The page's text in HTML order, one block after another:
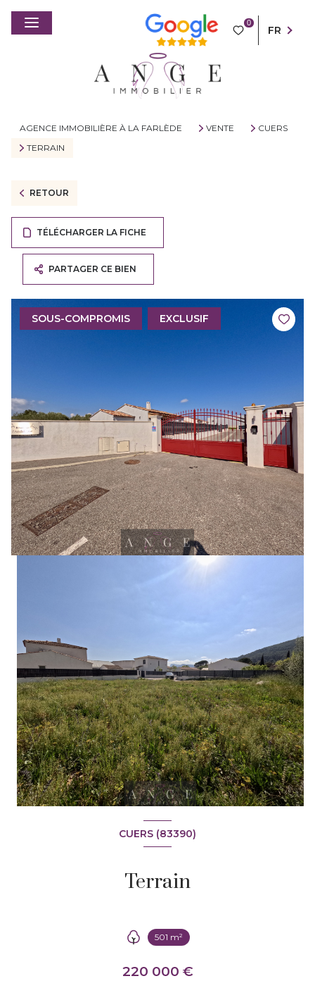
0
FR
AGENCE IMMOBILIÈRE À LA FARLÈDE VENTE
CUERS
TERRAIN
RETOUR
TÉLÉCHARGER LA FICHE
PARTAGER CE BIEN
SOUS-COMPROMIS EXCLUSIF
CUERS (83390)
Terrain
501 m²
220 000 €